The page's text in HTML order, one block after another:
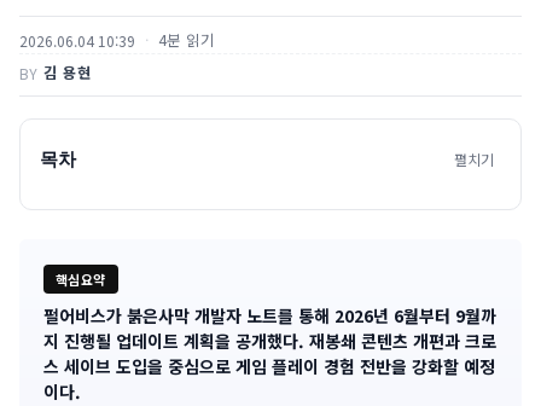
2026.06.04 10:39 4분 읽기
BY 김 용현
목차 펼치기
핵심요약
기
사
펄어비스가 붉은사막 개발자 노트를 통해 2026년 6월부터 9월까
지 진행될 업데이트 계획을 공개했다. 재봉쇄 콘텐츠 개편과 크로
스 세이브 도입을 중심으로 게임 플레이 경험 전반을 강화할 예정
이다.